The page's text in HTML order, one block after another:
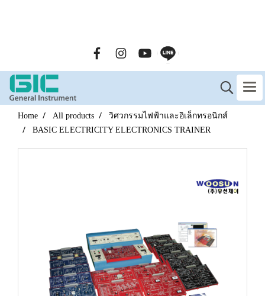
Home All products
วิศวกรรมไฟฟ้าและอิเล็กทรอนิกส์
BASIC ELECTRICITY ELECTRONICS TRAINER